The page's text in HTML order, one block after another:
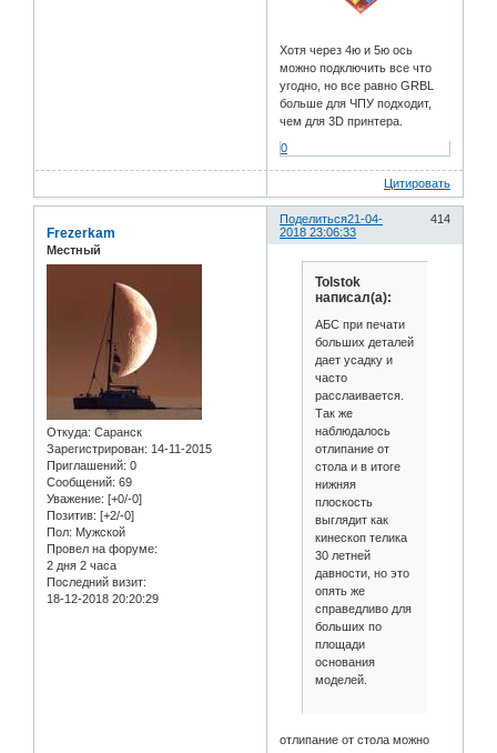
Хотя через 4ю и 5ю ось
можно подключить все что
угодно, но все равно GRBL
больше для ЧПУ подходит,
чем для 3D принтера.
0
Цитировать
Поделиться 414
21-04-
2018 23:06:33
Frezerkam
Местный
Откуда: Саранск
Зарегистрирован: 14-11-2015
Приглашений: 0
Сообщений: 69
Уважение: [+0/-0]
Позитив: [+2/-0]
Пол: Мужской
Провел на форуме:
2 дня 2 часа
Последний визит:
18-12-2018 20:20:29
Tolstok
написал(а):
АБС при печати
больших деталей
дает усадку и
часто
расслаивается.
Так же
наблюдалось
отлипание от
стола и в итоге
нижняя
плоскость
выглядит как
кинескоп телика
30 летней
давности, но это
опять же
справедливо для
больших по
площади
основания
моделей.
отлипание от стола можно